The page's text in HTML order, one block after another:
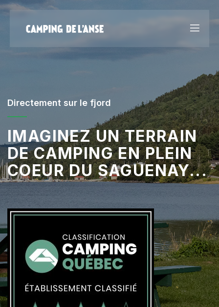
Directement sur le fjord
IMAGINEZ UN TERRAIN
DE CAMPING EN PLEIN
COEUR DU SAGUENAY...